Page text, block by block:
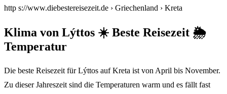
http s://www.diebestereisezeit.de › Griechenland › Kreta
Klima von Lýttos ☀️ Beste Reisezeit 🌦️
Temperatur
Die beste Reisezeit für Lýttos auf Kreta ist von April bis November.
Zu dieser Jahreszeit sind die Temperaturen warm und es fällt fast